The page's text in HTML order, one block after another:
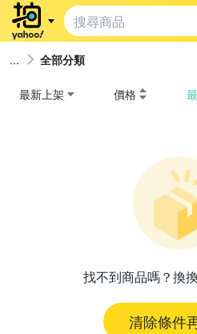
全部分類
最新上架 價格
找不到商品嗎？換
清除條件